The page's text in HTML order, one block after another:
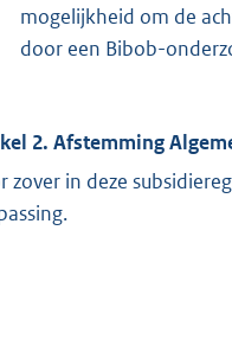
mogelijkheid om de
door een Bibob-
2. Afstemming
zover in deze